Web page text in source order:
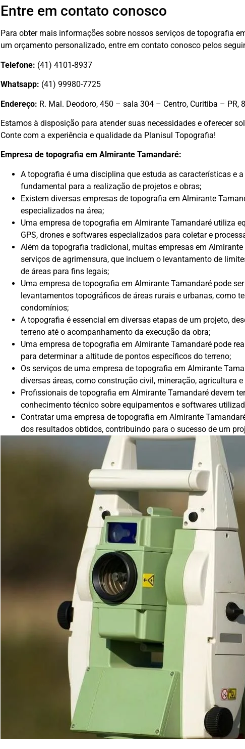
Entre em contato conosco
Para obter mais informações sobre nossos serviços de topografia
um orçamento personalizado, entre em contato conosco pelos
Telefone: (41) 4101-8937
Whatsapp: (41) 99980-7725
Endereço: R. Mal. Deodoro, 450 – sala 304 – Centro, Curitiba – PR,
Estamos à disposição para atender suas necessidades e oferecer
Conte com a experiência e qualidade da Planisul Topografia!
Empresa de topografia em Almirante Tamandaré:
A topografia é uma disciplina que estuda as características e
fundamental para a realização de projetos e obras;
Existem diversas empresas de topografia em Almirante
especializados na área;
Uma empresa de topografia em Almirante Tamandaré utiliza
GPS, drones e softwares especializados para coletar e
Além da topografia tradicional, muitas empresas em
serviços de agrimensura, que incluem o levantamento de
de áreas para fins legais;
Uma empresa de topografia em Almirante Tamandaré pode
levantamentos topográficos de áreas rurais e urbanas, como
condomínios;
A topografia é essencial em diversas etapas de um projeto,
terreno até o acompanhamento da execução da obra;
Uma empresa de topografia em Almirante Tamandaré pode
para determinar a altitude de pontos específicos do terreno;
Os serviços de uma empresa de topografia em Almirante
diversas áreas, como construção civil, mineração, agricultura
Profissionais de topografia em Almirante Tamandaré devem
conhecimento técnico sobre equipamentos e softwares
Contratar uma empresa de topografia em Almirante
dos resultados obtidos, contribuindo para o sucesso de um